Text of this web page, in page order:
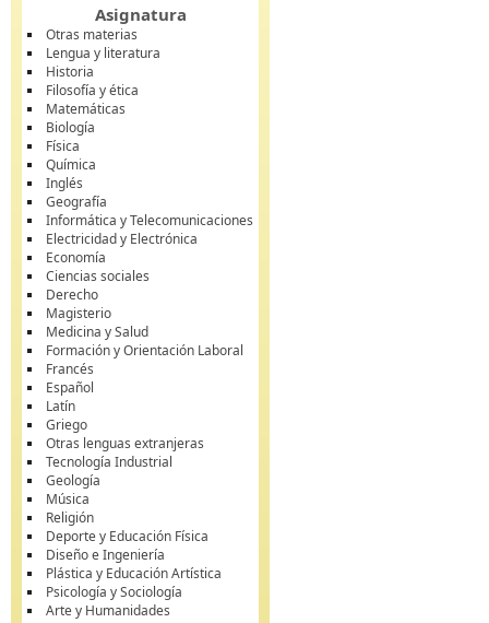
Asignatura
Otras materias
Lengua y literatura
Historia
Filosofía y ética
Matemáticas
Biología
Física
Química
Inglés
Geografía
Informática y Telecomunicaciones
Electricidad y Electrónica
Economía
Ciencias sociales
Derecho
Magisterio
Medicina y Salud
Formación y Orientación Laboral
Francés
Español
Latín
Griego
Otras lenguas extranjeras
Tecnología Industrial
Geología
Música
Religión
Deporte y Educación Física
Diseño e Ingeniería
Plástica y Educación Artística
Psicología y Sociología
Arte y Humanidades